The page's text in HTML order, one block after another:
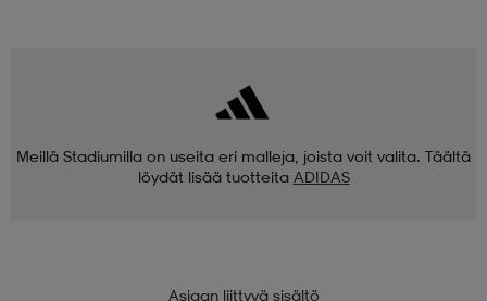
Meillä Stadiumilla on useita eri malleja, joista voit valita. Täältä
löydät lisää tuotteita ADIDAS
Asiaan liittyvä sisältö